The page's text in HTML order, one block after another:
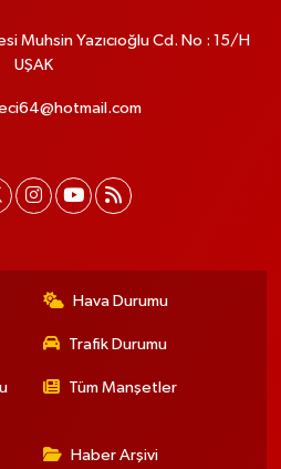
Muhsin Yazıcıoğlu Cd. No : 15/H
UŞAK
Hava Durumu
Trafik Durumu
Tüm Manşetler
Haber Arşivi